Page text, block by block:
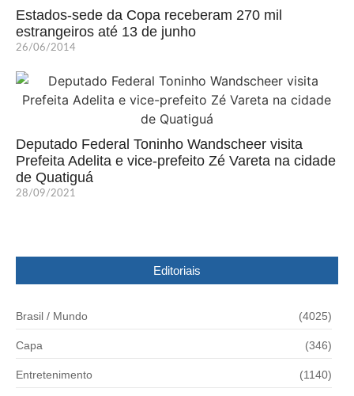
Estados-sede da Copa receberam 270 mil
estrangeiros até 13 de junho
26/06/2014
Deputado Federal Toninho Wandscheer visita
Prefeita Adelita e vice-prefeito Zé Vareta na cidade
de Quatiguá
28/09/2021
Editoriais
Brasil / Mundo (4025)
Capa (346)
Entretenimento (1140)